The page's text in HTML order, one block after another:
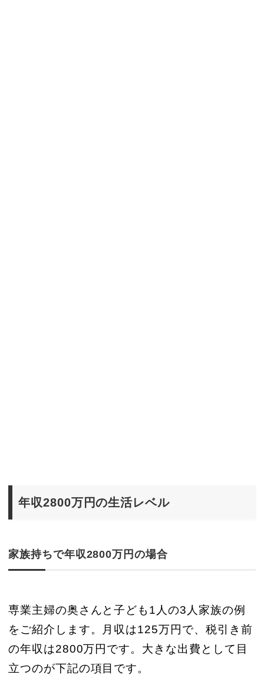
年収2800万円の生活レベル
家族持ちで年収2800万円の場合
専業主婦の奥さんと子ども1人の3人家族の例
をご紹介します。月収は125万円で、税引き前
の年収は2800万円です。大きな出費として目
立つのが下記の項目です。